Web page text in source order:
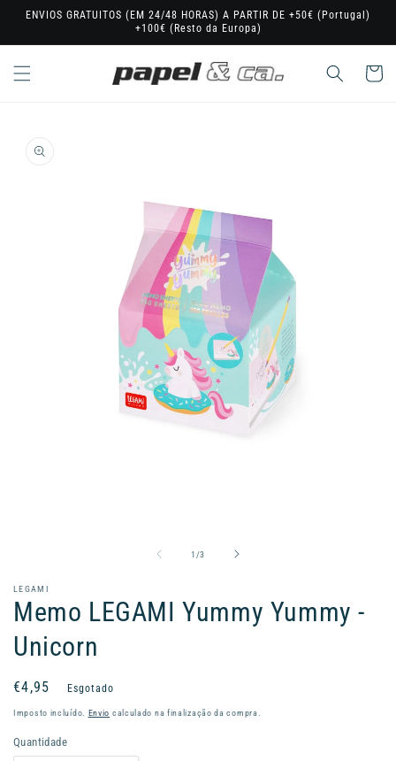
Saltar
para o
ENVIOS GRATUITOS (EM 24/48 HORAS) A PARTIR DE +50€ (Portugal)
+100€ (Resto da Europa)
Carrinho
a
informação
1 /de
3
LEGAMI
Memo LEGAMI Yummy Yummy -
Unicorn
Preço
normal
€4,95 Esgotado
Imposto incluído. Envio calculado na finalização da compra.
Quantidade